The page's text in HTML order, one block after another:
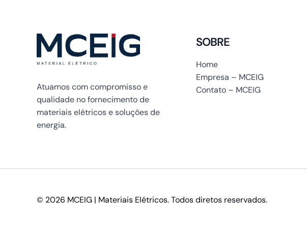
Atuamos com compromisso e
qualidade no fornecimento de
materiais elétricos e soluções de
energia.
SOBRE
Home
Empresa – MCEIG
Contato – MCEIG
© 2026 MCEIG | Materiais Elétricos. Todos diretos reservados.